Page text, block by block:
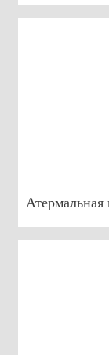
Атермальная